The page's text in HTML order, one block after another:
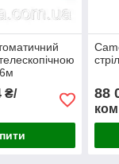
₴/
88